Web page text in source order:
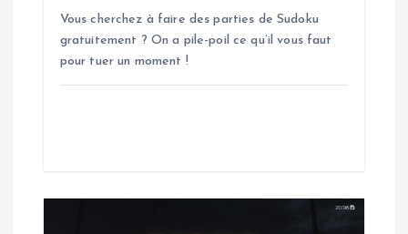
Vous cherchez à faire des parties de Sudoku
gratuitement ? On a pile-poil ce qu’il vous faut
pour tuer un moment !